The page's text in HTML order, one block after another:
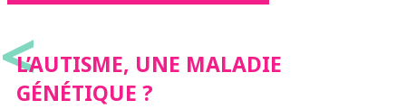
<
L’AUTISME, UNE MALADIE
GÉNÉTIQUE ?